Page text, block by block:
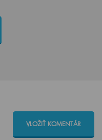
VLOŽIŤ KOMENTÁR